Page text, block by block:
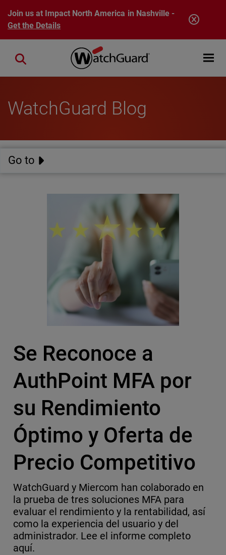
Skip to main content
Join us at Impact North America in Nashville -
Get the Details
Open
Close search
WatchGuard Blog
Go to
Se Reconoce a
AuthPoint MFA por
su Rendimiento
Óptimo y Oferta de
Precio Competitivo
WatchGuard y Miercom han colaborado en
la prueba de tres soluciones MFA para
evaluar el rendimiento y la rentabilidad, así
como la experiencia del usuario y del
administrador. Lee el informe completo
aquí.